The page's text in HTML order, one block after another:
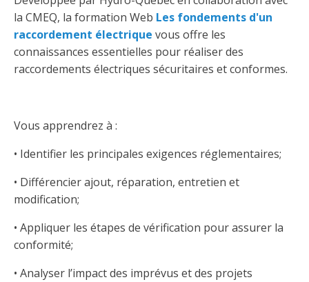
Lois et conseils
Travaux bénévoles d'électricité
Sinistre
Lois et règlements
Condamnations pour exercice illégal
Publications
Partenariats
d'investissement CORMEL | SÉCURE
H-Q, Telus et autres partenaires
fenêtre
Dispensateurs de formations
Dispensateurs de formations
Demande de reconnaissance d’une formation
la CMEQ, la formation Web Les fondements d'un
raccordement électrique vous offre les
connaissances essentielles pour réaliser des
raccordements électriques sécuritaires et conformes.
Vous apprendrez à :
• Identifier les principales exigences réglementaires;
• Différencier ajout, réparation, entretien et
modification;
• Appliquer les étapes de vérification pour assurer la
conformité;
• Analyser l’impact des imprévus et des projets